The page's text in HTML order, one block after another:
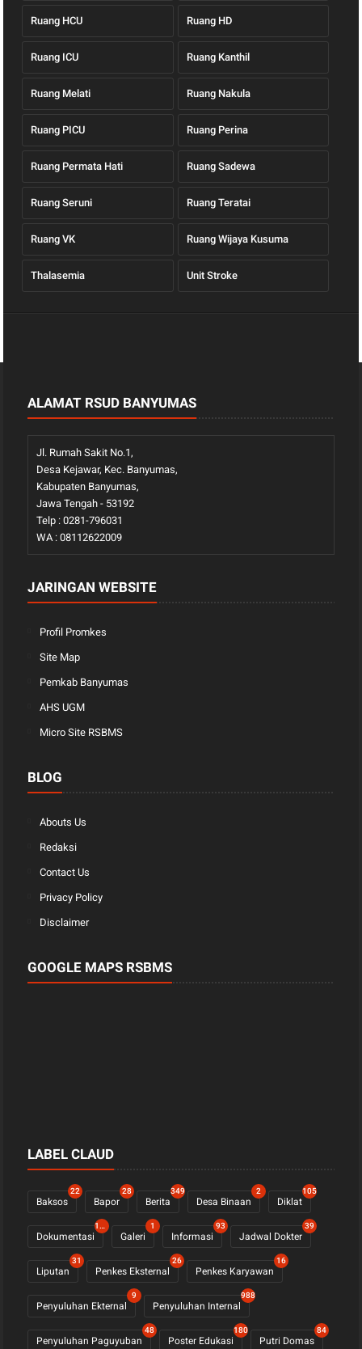
Ruang HCU Ruang HD
Ruang ICU Ruang Kanthil
Ruang Melati Ruang Nakula
Ruang PICU Ruang Perina
Ruang Permata Hati Ruang Sadewa
Ruang Seruni Ruang Teratai
Ruang VK Ruang Wijaya Kusuma
Thalasemia Unit Stroke
ALAMAT RSUD BANYUMAS
Jl. Rumah Sakit No.1,
Desa Kejawar, Kec. Banyumas,
Kabupaten Banyumas,
Jawa Tengah - 53192
Telp : 0281-796031
WA : 08112622009
JARINGAN WEBSITE
Profil Promkes
Site Map
Pemkab Banyumas
AHS UGM
Micro Site RSBMS
BLOG
Abouts Us
Redaksi
Contact Us
Privacy Policy
Disclaimer
GOOGLE MAPS RSBMS
LABEL CLAUD
Baksos
22
Bapor
28
Berita
349
Desa Binaan
2
Diklat
105
Dokumentasi
1123
Galeri
1
Informasi
93
Jadwal Dokter
39
Liputan
31
Penkes Eksternal
26
Penkes Karyawan
16
Penyuluhan Ekternal
9
Penyuluhan Internal
988
Penyuluhan Paguyuban
48
Poster Edukasi
180
Putri Domas
84